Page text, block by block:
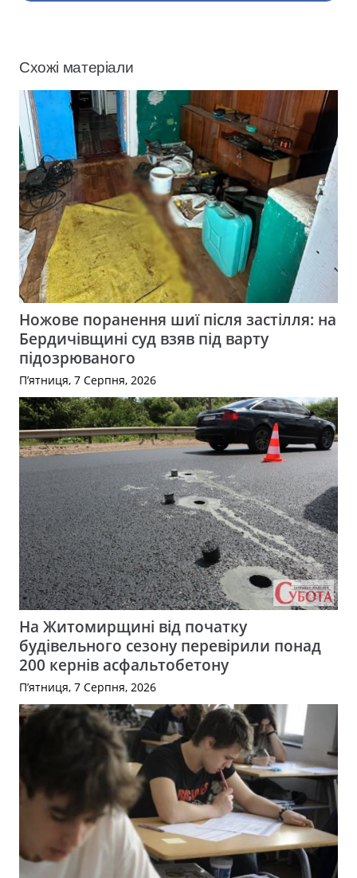
Схожі матеріали
Ножове поранення шиї після застілля: на
Бердичівщині суд взяв під варту
підозрюваного
П’ятниця, 7 Серпня, 2026
На Житомирщині від початку
будівельного сезону перевірили понад
200 кернів асфальтобетону
П’ятниця, 7 Серпня, 2026